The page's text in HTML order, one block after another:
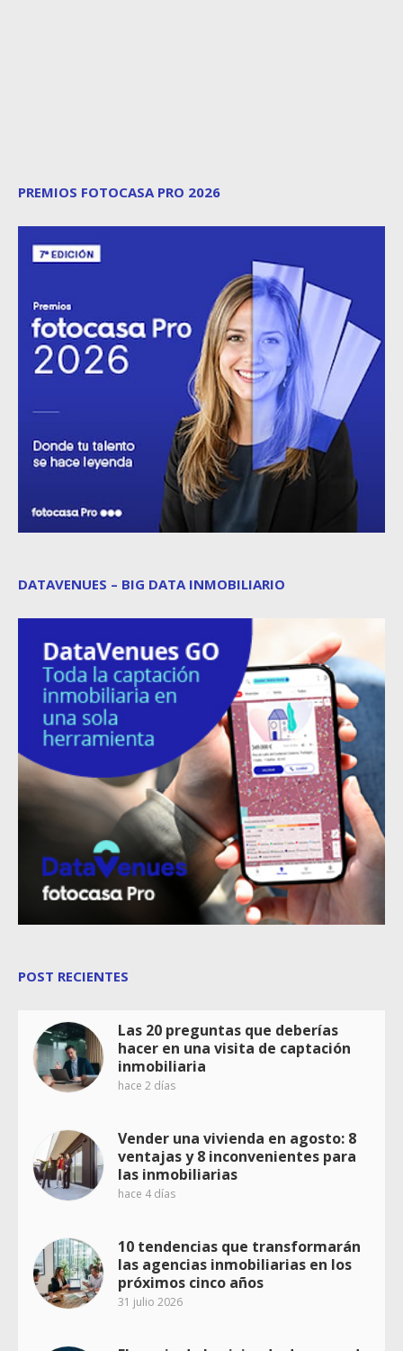
PREMIOS FOTOCASA PRO 2026
DATAVENUES – BIG DATA INMOBILIARIO
POST RECIENTES
Las 20 preguntas que deberías
hacer en una visita de captación
inmobiliaria
hace 2 días
Vender una vivienda en agosto: 8
ventajas y 8 inconvenientes para
las inmobiliarias
hace 4 días
10 tendencias que transformarán
las agencias inmobiliarias en los
próximos cinco años
31 julio 2026